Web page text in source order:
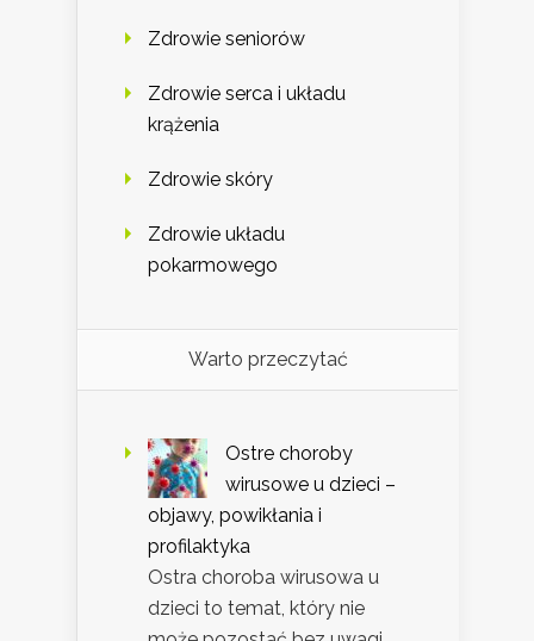
Zdrowie seniorów
Zdrowie serca i układu
krążenia
Zdrowie skóry
Zdrowie układu
pokarmowego
Warto przeczytać
Ostre choroby
wirusowe u dzieci –
objawy, powikłania i
profilaktyka
Ostra choroba wirusowa u
dzieci to temat, który nie